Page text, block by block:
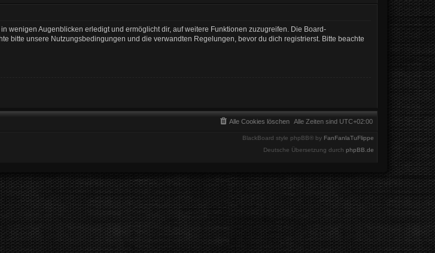
wenigen Augenblicken erledigt und ermöglicht dir, auf weitere Funktionen zuzugreifen. Die Board-
bitte unsere Nutzungsbedingungen und die verwandten Regelungen, bevor du dich registrierst. Bitte beachte
Alle Zeiten sind UTC+02:00
Alle Cookies löschen
BlackBoard style phpBB® by FanFanlaTuFlippe
Deutsche Übersetzung durch phpBB.de